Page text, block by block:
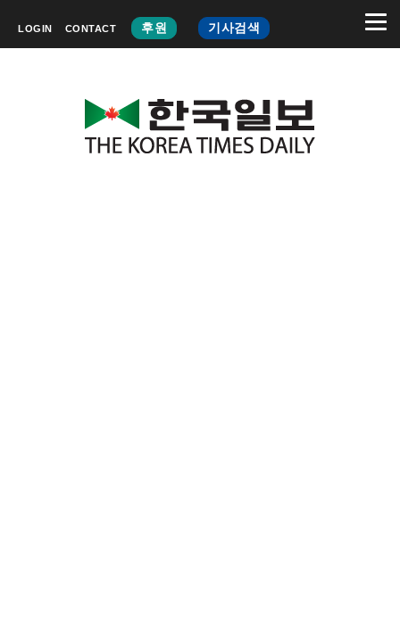
LOGIN CONTACT 후원 기사검색